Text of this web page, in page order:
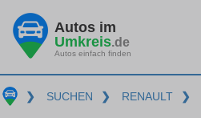
Autos im
Umkreis.de
Autos einfach finden
❯ SUCHEN ❯ RENAULT ❯